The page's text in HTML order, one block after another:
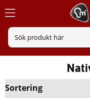
Sortering